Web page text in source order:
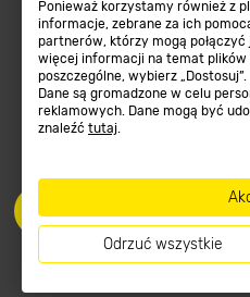
Ponieważ korzystamy również z
informacje, zebrane za ich
partnerów, którzy mogą
więcej informacji na temat plików
poszczególne, wybierz „Dostosuj”.
Dane są gromadzone w celu
reklamowych. Dane mogą być
znaleźć tutaj.
Odrzuć wszystkie
Elektronarzędzia
Płytki
Panele podłogowe
Płyty OSB/HDF